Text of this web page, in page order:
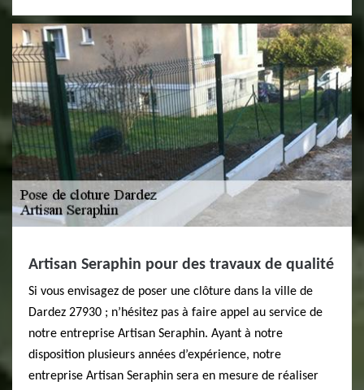
Artisan Seraphin pour des travaux de qualité
Si vous envisagez de poser une clôture dans la ville de
Dardez 27930 ; n’hésitez pas à faire appel au service de
notre entreprise Artisan Seraphin. Ayant à notre
disposition plusieurs années d’expérience, notre
entreprise Artisan Seraphin sera en mesure de réaliser